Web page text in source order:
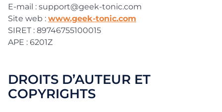
E-mail : support@geek-tonic.com
Site web : www.geek-tonic.com
SIRET : 89746755100015
APE : 6201Z
DROITS D’AUTEUR ET
COPYRIGHTS